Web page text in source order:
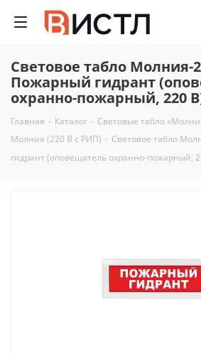
Световое табло Молния-
Пожарный гидрант
охранно-пожарный, 220
Главная - Каталог - Световые табло
Молния (220 В с РИП) - Световое табло
гидрант (оповещатель охранно-пожарный,